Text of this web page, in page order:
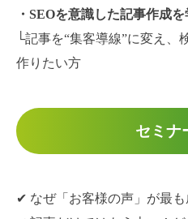
・SEOを意識した記事作成
└記事を“集客導線”に変え、
作りたい方
セミナ
✔ なぜ「お客様の声」が最